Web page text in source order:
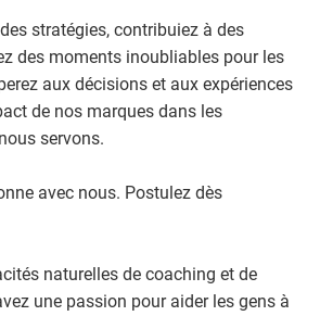
stratégies, contribuiez à des
des moments inoubliables pour les
aux décisions et aux expériences
de nos marques dans les
servons.
avec nous. Postulez dès
naturelles de coaching et de
une passion pour aider les gens à